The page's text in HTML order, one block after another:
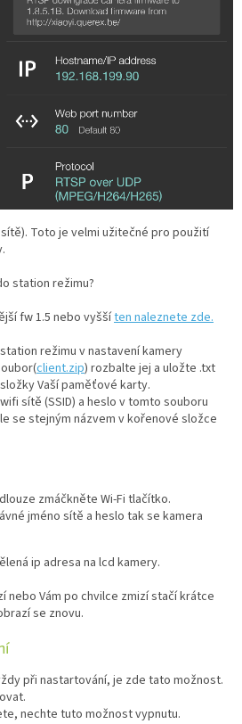
Toto je velmi užitečné pro použití
station režimu?
fw 1.5 nebo vyššíten naleznete zde.
režimu v nastavení kamery
client.zip) rozbalte jej a uložte .txt
Vaší paměťové karty.
sítě (SSID) a heslo v tomto souboru
se stejným názvem v kořenové složce
zmáčkněte Wi-Fi tlačítko.
jméno sítě a heslo tak se kamera
ip adresa na lcd kamery.
nebo Vám po chvilce zmizí stačí krátce
se znovu.
při nastartování, je zde tato možnost.
nechte tuto možnost vypnutu.